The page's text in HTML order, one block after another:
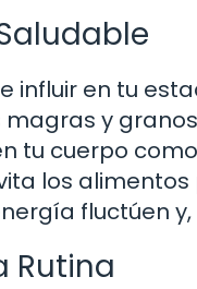
influir en tu
y
tu cuerpo
los
fluctúen
Rutina